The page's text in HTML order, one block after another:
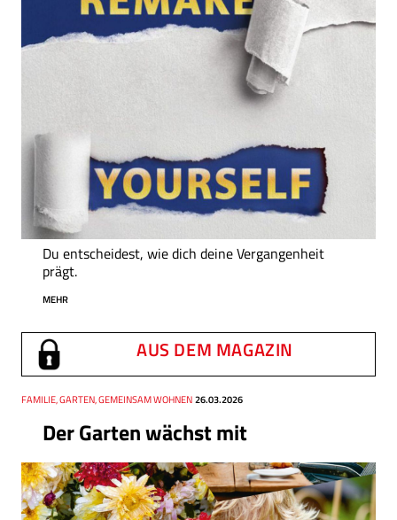
Du entscheidest, wie dich deine Vergangenheit
prägt.
MEHR
AUS DEM MAGAZIN
Der Garten wächst mit
Thema
FAMILIE, GARTEN, GEMEINSAM WOHNEN
Datum 26.03.2026